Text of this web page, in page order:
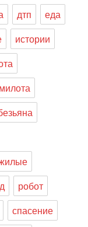
дтп
еда
истории
милота
робот
спасение